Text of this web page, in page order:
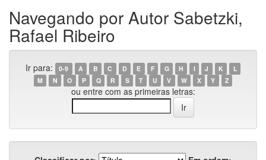
Navegando por Autor Sabetzki,
Rafael Ribeiro
Ir para: 0-9 A B C D E F G H I J K
L
M
N O P Q R S T U V W X Y Z
ou entre com as primeiras letras: